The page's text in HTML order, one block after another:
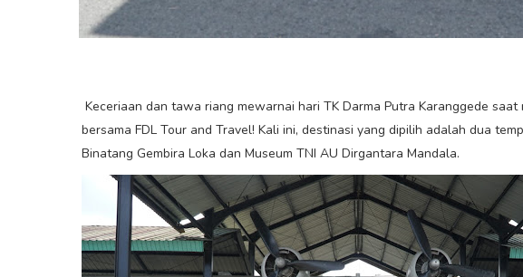
Keceriaan dan tawa riang mewarnai hari TK Darma Putra Karanggede
bersama FDL Tour and Travel! Kali ini, destinasi yang dipilih adalah dua
Binatang Gembira Loka dan Museum TNI AU Dirgantara Mandala.